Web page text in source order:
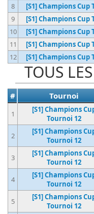
8
[S1] Champions Cup
9
[S1] Champions Cup
10
[S1] Champions Cup
11
[S1] Champions Cup
12
[S1] Champions Cup
TOUS
# Tournoi
1
[S1] Champions
Tournoi 12
2
[S1] Champions
Tournoi 12
3
[S1] Champions
Tournoi 12
4
[S1] Champions
Tournoi 12
5
[S1] Champions
Tournoi 12